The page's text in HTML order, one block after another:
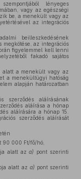
lényeges
vagy az egészségi
be, a menekült vagy az
az integrációs
beilleszkedésének
megkötése, az integrációs
figyelemmel kell lenni
fakadó sajátos
alatt a menekült vagy az
a menekültügyi hatóság
alapján határozatban
szerződés aláírásának
aláírása a hónap
aláírására a hónap 15.
szerződés aláírását
90 000 Ft/fő/hó,
alatt aza) pont szerinti
alatt az a) pont szerinti